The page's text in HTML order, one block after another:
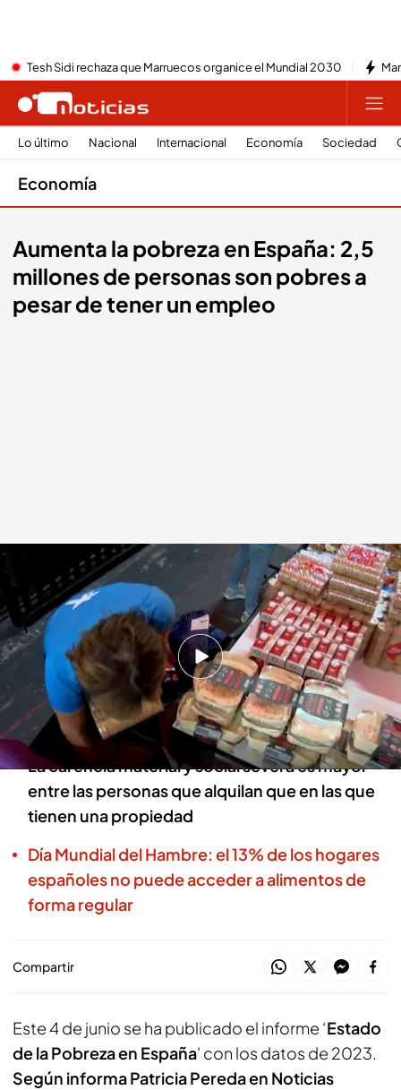
Tesh Sidi rechaza que Marruecos organice el Mundial 2030
Lo último Nacional Internacional Economía Sociedad
Economía
Aumenta la pobreza en España: 2,5
millones de personas son pobres a
pesar de tener un empleo
Los datos del último informe del 'Estado de la pobreza' en España.
Imagen: S. Belmonte
Redacción digital Noticias Cuatro Agencia EFE
04 JUN 2024 - 17:00h.
La acción del Estado evita que más de 10
millones de personas entren en situación de
pobreza
La carencia material y social severa es mayor
entre las personas que alquilan que en las que
tienen una propiedad
Día Mundial del Hambre: el 13% de los hogares
españoles no puede acceder a alimentos de
forma regular
Compartir
Este 4 de junio se ha publicado el informe ‘Estado
de la Pobreza en España' con los datos de 2023.
Según informa Patricia Pereda en Noticias